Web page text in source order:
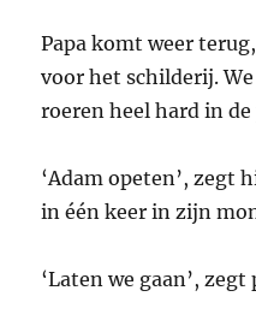
Papa komt weer
voor het schilderij.
roeren heel hard in de
‘Adam opeten’, zegt
in één keer in zijn
‘Laten we gaan’, zegt